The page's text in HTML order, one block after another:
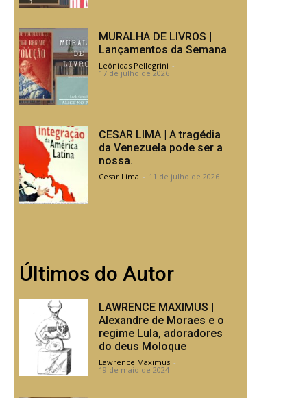
MURALHA DE LIVROS |
Lançamentos da Semana
Leônidas Pellegrini -
17 de julho de 2026
CESAR LIMA | A tragédia
da Venezuela pode ser a
nossa.
Cesar Lima - 11 de julho de 2026
Últimos do Autor
LAWRENCE MAXIMUS |
Alexandre de Moraes e o
regime Lula, adoradores
do deus Moloque
Lawrence Maximus -
19 de maio de 2024